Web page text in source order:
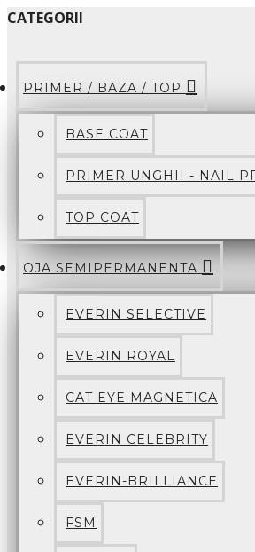
CATEGORII
PRIMER / BAZA / TOP
BASE COAT
PRIMER UNGHII - NAIL
TOP COAT
OJA SEMIPERMANENTA
EVERIN SELECTIVE
EVERIN ROYAL
CAT EYE MAGNETICA
EVERIN CELEBRITY
EVERIN-BRILLIANCE
FSM